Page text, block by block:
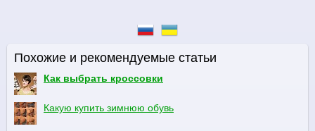
Похожие и рекомендуемые статьи
Как выбрать кроссовки
Какую купить зимнюю обувь